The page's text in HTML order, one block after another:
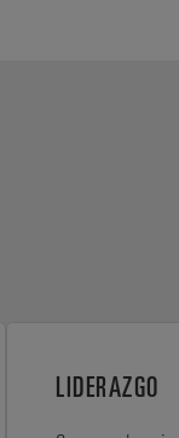
LIDERAZGO